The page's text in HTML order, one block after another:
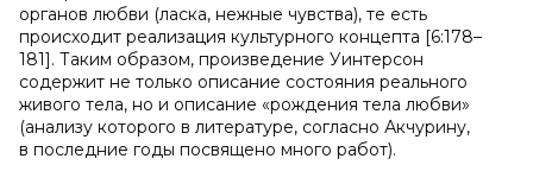
органов любви (ласка, нежные чувства), те есть
происходит реализация культурного концепта [6:178–
181]. Таким образом, произведение Уинтерсон
содержит не только описание состояния реального
живого тела, но и описание «рождения тела любви»
(анализу которого в литературе, согласно Акчурину,
в последние годы посвящено много работ).